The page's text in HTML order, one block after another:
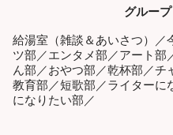
グループ
給湯室（雑談＆あいさつ）／
ツ部／エンタメ部／アート部
ん部／おやつ部／乾杯部／チ
教育部／短歌部／ライターに
になりたい部／